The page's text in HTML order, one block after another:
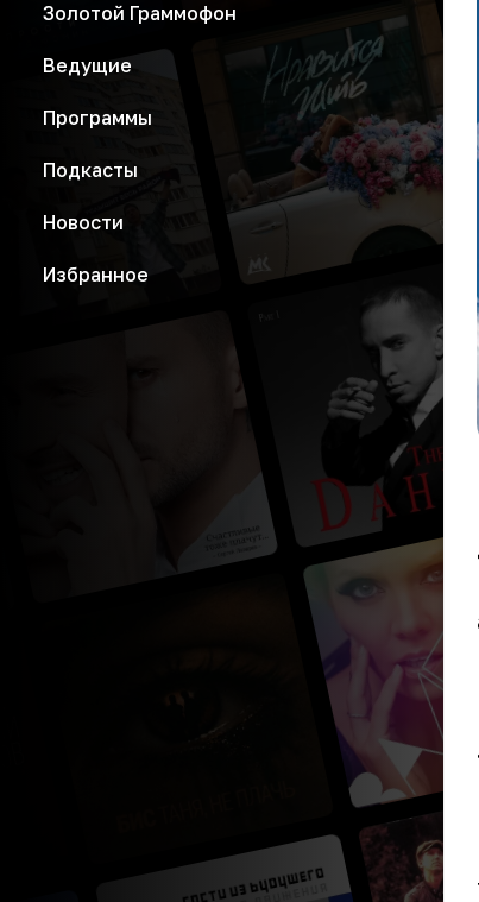
Золотой Граммофон
Ведущие
Программы
Подкасты
Новости
Избранное